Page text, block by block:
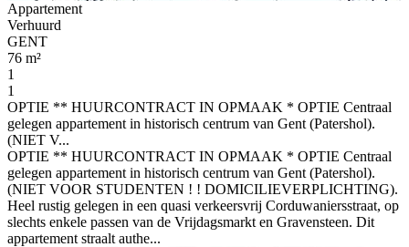
Appartement
Verhuurd
GENT
76 m²
1
1
OPTIE ** HUURCONTRACT IN OPMAAK * OPTIE Centraal
gelegen appartement in historisch centrum van Gent (Patershol).
(NIET V...
OPTIE ** HUURCONTRACT IN OPMAAK * OPTIE Centraal
gelegen appartement in historisch centrum van Gent (Patershol).
(NIET VOOR STUDENTEN ! ! DOMICILIEVERPLICHTING).
Heel rustig gelegen in een quasi verkeersvrij Corduwaniersstraat, op
slechts enkele passen van de Vrijdagsmarkt en Gravensteen. Dit
appartement straalt authe...